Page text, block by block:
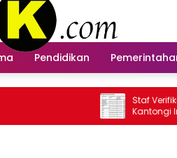
Pendidikan
Staf Verifikator Bapenda
Kantongi Insentif Rp 98 Juta